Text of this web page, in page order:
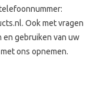
Ook met vragen
gebruiken van uw
ons opnemen.